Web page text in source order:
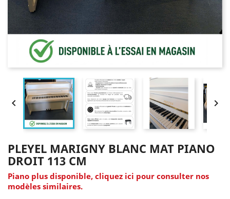
 
PLEYEL MARIGNY BLANC MAT PIANO
DROIT 113 CM
Piano plus disponible, cliquez ici pour consulter nos
modèles similaires.